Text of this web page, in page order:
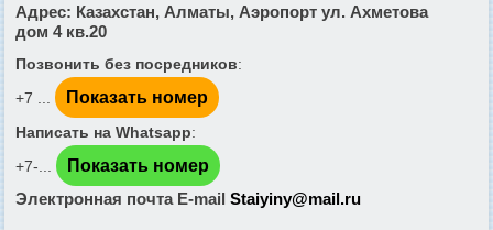
Адрес: Казахстан, Алматы, Аэропорт ул. Ахметова
дом 4 кв.20
Позвонить без посредников:
+7 ...
Показать номер
Написать на Whatsapp:
+7-...
Показать номер
Электронная почта E-mail Staiyiny@mail.ru